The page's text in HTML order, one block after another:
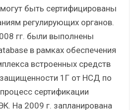
быть сертифицированы
регулирующих органов.
гг. были выполнены
в рамках обеспечения
встроенных средств
1Г от НСД по
сертификации
На 2009 г. запланирована